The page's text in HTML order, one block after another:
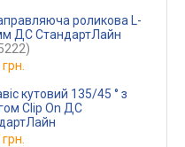
роликова L-
ДС СтандартЛайн
кутовий 135/45 ° з
Сlip On ДС